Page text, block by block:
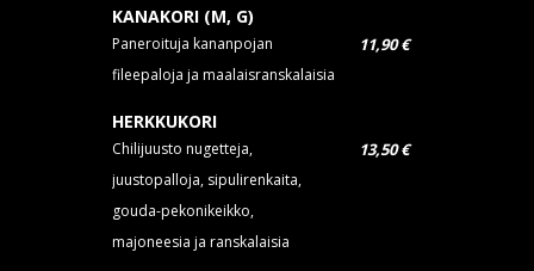
KANAKORI (M, G)
Paneroituja kananpojan
fileepaloja ja maalaisranskalaisia
11,90 €
HERKKUKORI
Chilijuusto nugetteja,
juustopalloja, sipulirenkaita,
gouda-pekonikeikko,
majoneesia ja ranskalaisia
13,50 €